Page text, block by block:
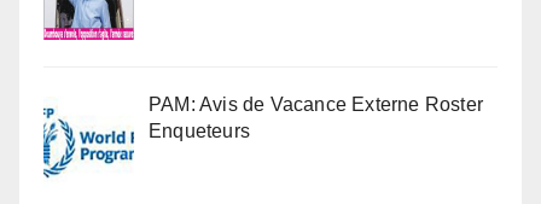
PAM: Avis de Vacance Externe Roster
Enqueteurs